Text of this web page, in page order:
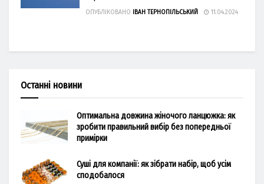
ОПУБЛІКОВАНО ІВАН ТЕРНОПІЛЬСЬКИЙ 11.04.2024
Останні новини
Оптимальна довжина жіночого ланцюжка: як
зробити правильний вибір без попередньої
примірки
Суші для компанії: як зібрати набір, щоб усім
сподобалося